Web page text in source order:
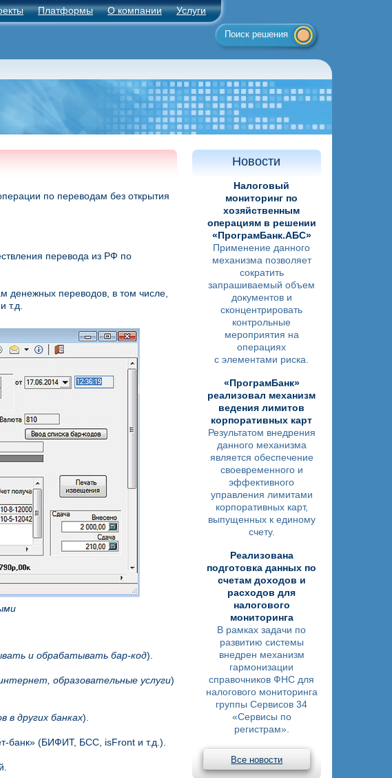
Поиск решения
Платформы О компании Услуги
по переводам без открытия
перевода из РФ по
денежных переводов, в том числе,
т.д.
и обрабатывать бар-код).
образовательные услуги)
в других банках).
банк» (БИФИТ, БСС, isFront и т.д.).
Новости
Налоговый
мониторинг по
хозяйственным
операциям в решении
«ПрограмБанк.АБС»
Применение данного
механизма позволяет
сократить
запрашиваемый объем
документов и
сконцентрировать
контрольные
мероприятия на
операциях
с элементами риска.
«ПрограмБанк»
реализовал механизм
ведения лимитов
корпоративных карт
Результатом внедрения
данного механизма
является обеспечение
своевременного и
эффективного
управления лимитами
корпоративных карт,
выпущенных к единому
счету.
Реализована
подготовка данных по
счетам доходов и
расходов для
налогового
мониторинга
В рамках задачи по
развитию системы
внедрен механизм
гармонизации
справочников ФНС для
налогового мониторинга
группы Сервисов 34
«Сервисы по
регистрам».
Все новости